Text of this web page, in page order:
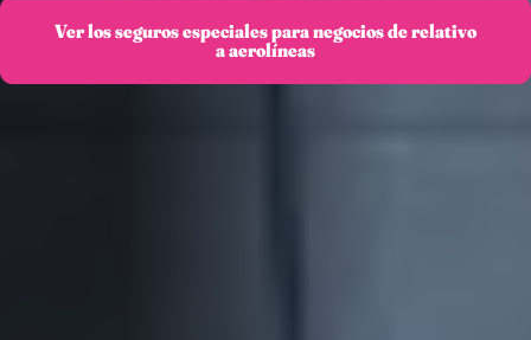
Ver los seguros especiales para negocios de relativo
a aerolíneas